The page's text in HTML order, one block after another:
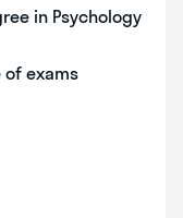
in Psychology
of exams